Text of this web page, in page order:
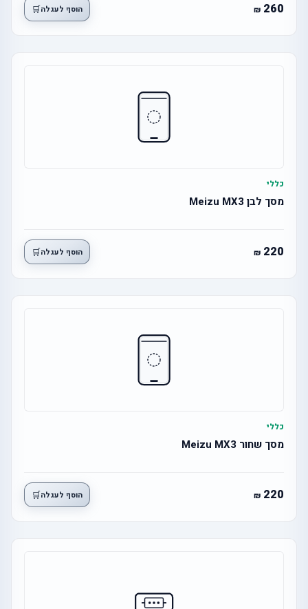
260 הוסף לעגלה🛒
כללי
מסך לבן Meizu MX3
220 הוסף לעגלה🛒
כללי
מסך שחור Meizu MX3
220 הוסף לעגלה🛒